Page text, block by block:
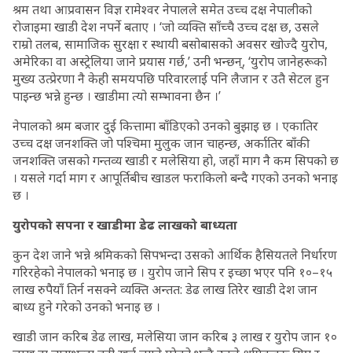
श्रम तथा आप्रवासन विज्ञ रामेश्वर नेपालले समेत उच्च दक्ष नेपालीको
रोजाइमा खाडी देश नपर्ने बताए । ‘जो व्यक्ति साँच्चै उच्च दक्ष छ, उसले
राम्रो तलब, सामाजिक सुरक्षा र स्थायी बसोबासको अवसर खोज्दै युरोप,
अमेरिका वा अस्ट्रेलिया जाने प्रयास गर्छ,’ उनी भन्छन्, ‘युरोप जानेहरूको
मुख्य उत्प्रेरणा नै केही समयपछि परिवारलाई पनि लैजान र उतै सेटल हुन
पाइन्छ भन्ने हुन्छ । खाडीमा त्यो सम्भावना छैन ।’
नेपालको श्रम बजार दुई कित्तामा बाँडिएको उनको बुझाइ छ । एकातिर
उच्च दक्ष जनशक्ति जो पश्चिमा मुलुक जान चाहन्छ, अर्कातिर बाँकी
जनशक्ति जसको गन्तव्य खाडी र मलेसिया हो, जहाँ माग नै कम सिपको छ
। यसले गर्दा माग र आपूर्तिबीच खाडल फराकिलो बन्दै गएको उनको भनाइ
छ ।
युरोपको सपना र खाडीमा डेढ लाखको बाध्यता
कुन देश जाने भन्ने श्रमिकको सिपभन्दा उसको आर्थिक हैसियतले निर्धारण
गरिरहेको नेपालको भनाइ छ । युरोप जाने सिप र इच्छा भएर पनि १०–१५
लाख रुपैयाँ तिर्न नसक्ने व्यक्ति अन्तत: डेढ लाख तिरेर खाडी देश जान
बाध्य हुने गरेको उनको भनाइ छ ।
खाडी जान करिब डेढ लाख, मलेसिया जान करिब ३ लाख र युरोप जान १०